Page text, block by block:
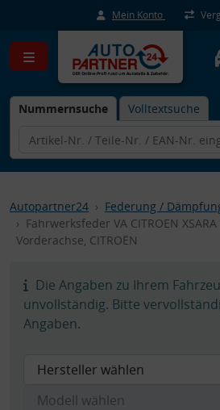
Mein Konto
Nummernsuche Volltextsuche
Autopartner24 Federung /
Fahrwerksfeder VA CITROEN XSARA
Vorderachse, CITROËN
Die Angaben zu Ihrem
unvollständig. Bitte
Angaben.